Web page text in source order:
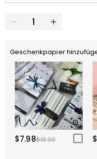
Geschenkpapier
$7.98$18.00